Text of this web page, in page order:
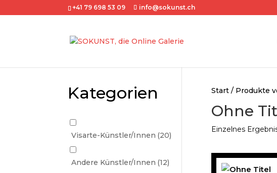
+41 79 698 53 09 info@sokunst.ch
Start/ Produkte
Ohne
Einzelnes
Kategorien
Visarte-Künstler/Innen (20)
Andere Künstler/Innen (12)